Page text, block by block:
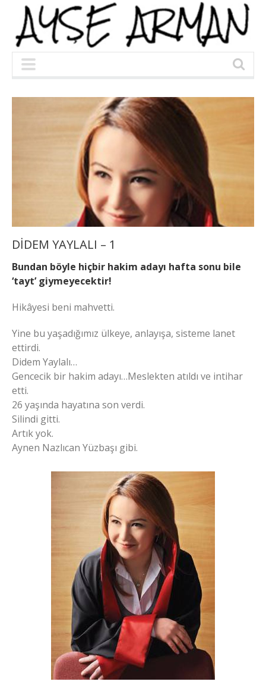
DİDEM YAYLALI – 1
Bundan böyle hiçbir hakim adayı hafta sonu bile
‘tayt’ giymeyecektir!
Hikâyesi beni mahvetti.
Yine bu yaşadığımız ülkeye, anlayışa, sisteme lanet
ettirdi.
Didem Yaylalı…
Gencecik bir hakim adayı…Meslekten atıldı ve intihar
etti.
26 yaşında hayatına son verdi.
Silindi gitti.
Artık yok.
Aynen Nazlıcan Yüzbaşı gibi.